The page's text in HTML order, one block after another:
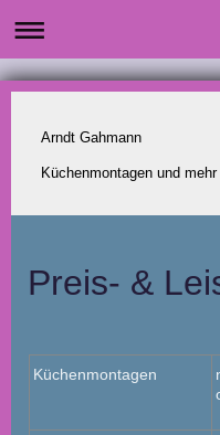
Arndt Gahmann
Küchenmontagen und mehr
Preis- &
Küchenmontagen